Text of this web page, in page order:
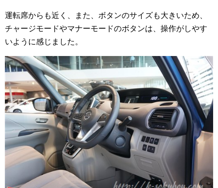
運転席からも近く、また、ボタンのサイズも大きいため、
チャージモードやマナーモードのボタンは、操作がしやす
いように感じました。